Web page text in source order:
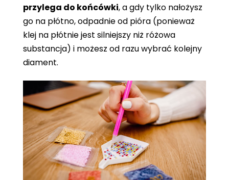
przylega do końcówki, a gdy tylko nałożysz
go na płótno, odpadnie od pióra (ponieważ
klej na płótnie jest silniejszy niż różowa
substancja) i możesz od razu wybrać kolejny
diament.